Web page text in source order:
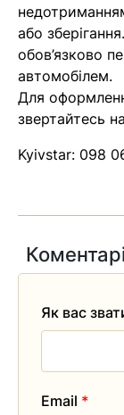
або
обов’язково
автомобілем.
Для
звертайтесь
Kyivstar: 098
Як вас
Email *